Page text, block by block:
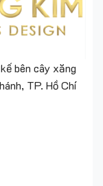
bên cây xăng
TP. Hồ Chí